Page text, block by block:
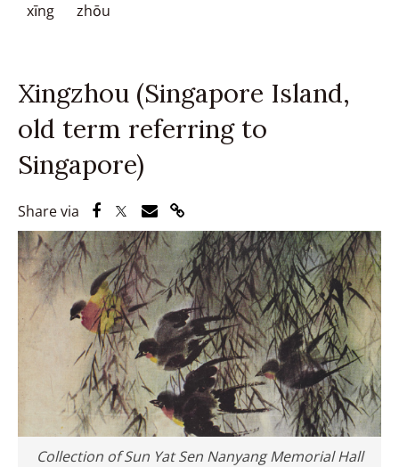
xīng zhōu
Xingzhou (Singapore Island,
old term referring to
Singapore)
Share via Share via Facebook
Share via Twitter
Share via Email
Share via Link
Collection of Sun Yat Sen Nanyang Memorial Hall